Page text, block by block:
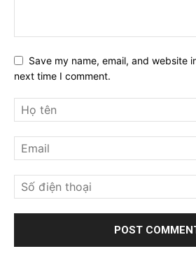
Save my name, email, and website
next time I comment.